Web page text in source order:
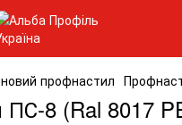
профнастил
8 (Ral 8017